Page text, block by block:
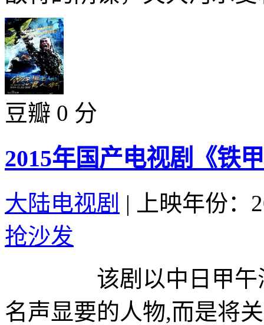
豆瓣 0 分
2015年国产电视剧《铁
大陆电视剧 |
上映年份：
抢沙发
该剧以中日甲午海
名声显要的人物,而是将